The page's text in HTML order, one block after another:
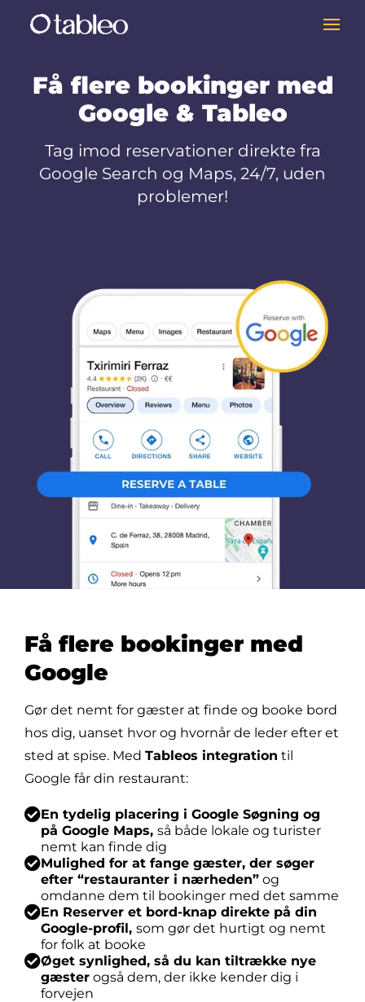
Få flere bookinger med
Google & Tableo
Tag imod reservationer direkte fra
Google Search og Maps, 24/7, uden
problemer!
Få flere bookinger med
Google
Gør det nemt for gæster at finde og booke bord
hos dig, uanset hvor og hvornår de leder efter et
sted at spise. Med Tableos integration til
Google får din restaurant:
En tydelig placering i Google Søgning og
på Google Maps, så både lokale og turister
nemt kan finde dig
Mulighed for at fange gæster, der søger
efter “restauranter i nærheden” og
omdanne dem til bookinger med det samme
En Reserver et bord-knap direkte på din
Google-profil, som gør det hurtigt og nemt
for folk at booke
Øget synlighed, så du kan tiltrække nye
gæster også dem, der ikke kender dig i
forvejen